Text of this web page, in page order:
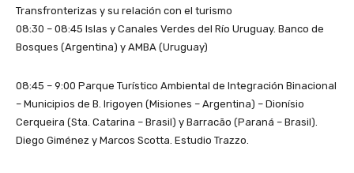
Transfronterizas y su relación con el turismo
08:30 – 08:45 Islas y Canales Verdes del Río Uruguay. Banco de
Bosques (Argentina) y AMBA (Uruguay)
08:45 – 9:00 Parque Turístico Ambiental de Integración Binacional
– Municipios de B. Irigoyen (Misiones – Argentina) – Dionísio
Cerqueira (Sta. Catarina – Brasil) y Barracão (Paraná – Brasil).
Diego Giménez y Marcos Scotta. Estudio Trazzo.